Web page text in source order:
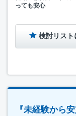
っても安心
検討リスト
『未経験から